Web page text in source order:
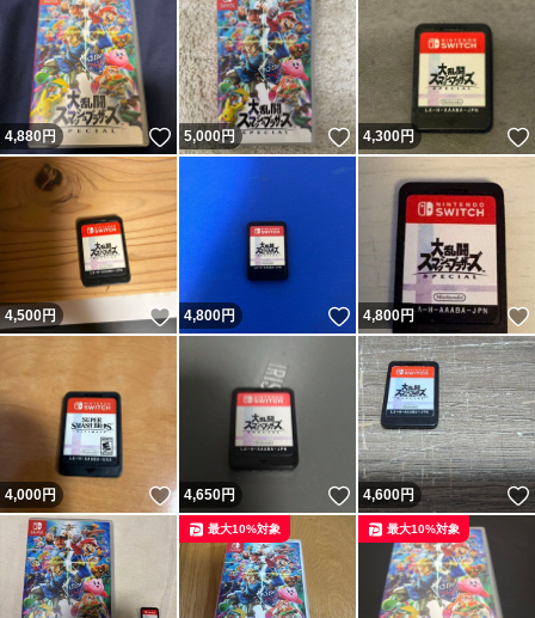
4,880円 いいね！
5,000円 いいね！
4,300円
4,500円 いいね！
4,800円 いいね！
4,800円
4,000円 いいね！
4,650円 いいね！
4,600円
最大10%対象 最大10%対象